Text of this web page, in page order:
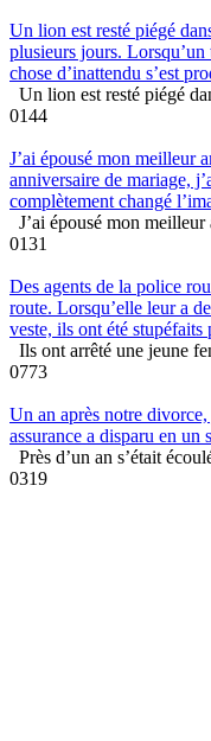
Un lion est resté piégé
plusieurs jours. Lorsqu’un
chose d’inattendu s’est
Un lion est resté piégé
0144
J’ai épousé mon meilleur
anniversaire de mariage,
complètement changé
J’ai épousé mon meilleur
0131
Des agents de la police
route. Lorsqu’elle leur a
veste, ils ont été
Ils ont arrêté une jeune
0773
Un an après notre
assurance a disparu en un
Près d’un an s’était
0319